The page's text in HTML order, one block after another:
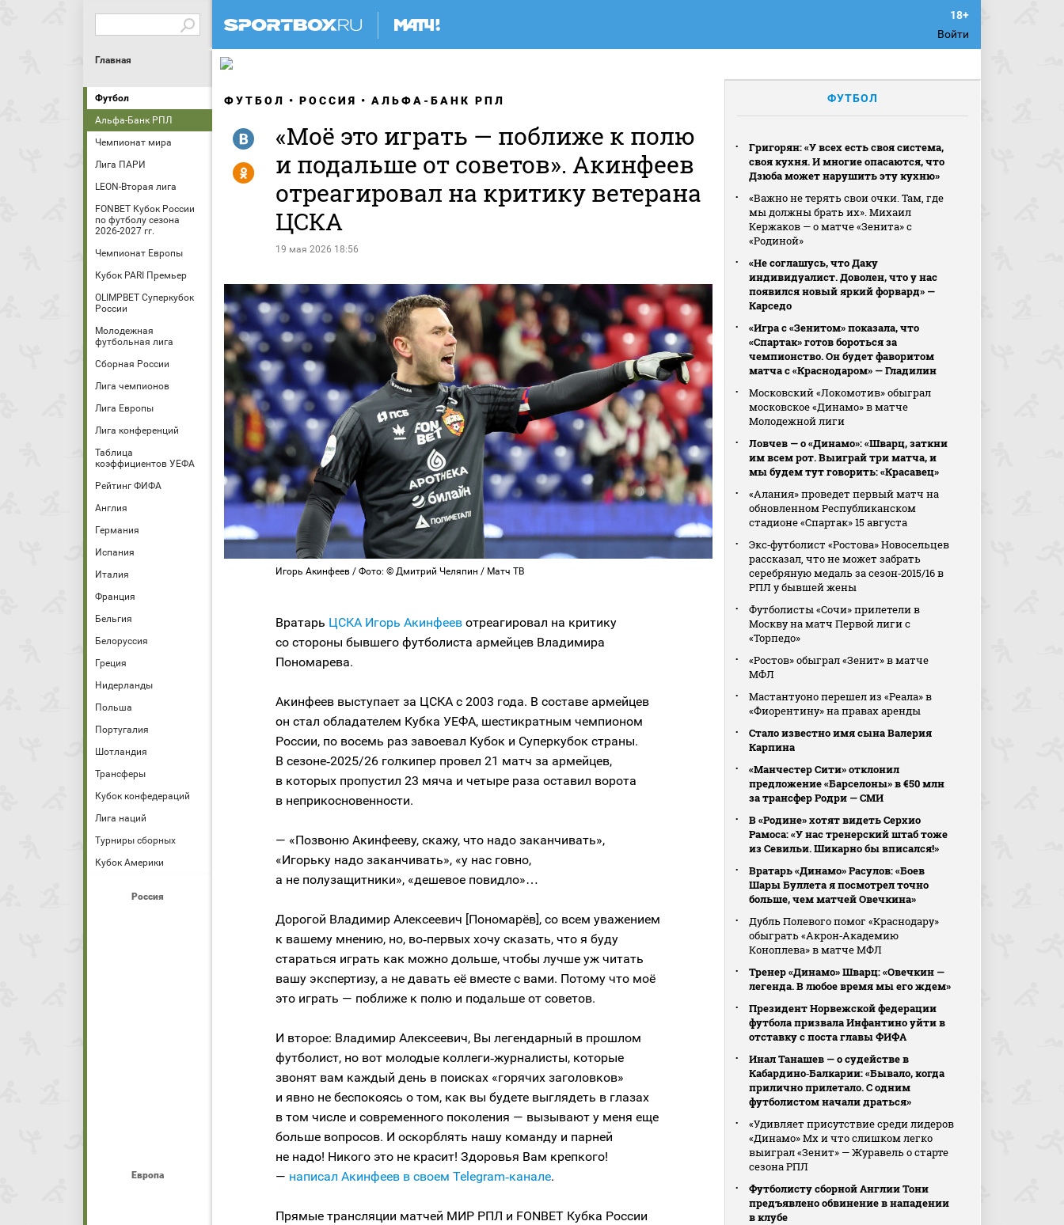
Войти
Главная
Футбол
Альфа-Банк РПЛ
Чемпионат мира
Лига ПАРИ
LEON-Вторая лига
FONBET Кубок России
по футболу сезона
2026-2027 гг.
Чемпионат Европы
Кубок PARI Премьер
OLIMPBET Суперкубок
России
Молодежная
футбольная лига
Сборная России
Лига чемпионов
Лига Европы
Лига конференций
Таблица
коэффициентов УЕФА
Рейтинг ФИФА
Англия
Германия
Испания
Италия
Франция
Бельгия
Белоруссия
Греция
Нидерланды
Польша
Португалия
Шотландия
Трансферы
Кубок конфедераций
Лига наций
Турниры сборных
Кубок Америки
Россия
Европа
ФУТБОЛ РОССИЯ АЛЬФА-БАНК РПЛ
«Моё это играть — поближе к полю
и подальше от советов». Акинфеев
отреагировал на критику ветерана
ЦСКА
19 мая 2026 18:56
R
Y
Игорь Акинфеев / Фото: © Дмитрий Челяпин / Матч ТВ
Вратарь ЦСКА Игорь Акинфеев отреагировал на критику
со стороны бывшего футболиста армейцев Владимира
Пономарева.
Акинфеев выступает за ЦСКА с 2003 года. В составе армейцев
он стал обладателем Кубка УЕФА, шестикратным чемпионом
России, по восемь раз завоевал Кубок и Суперкубок страны.
В сезоне‑2025/26 голкипер провел 21 матч за армейцев,
в которых пропустил 23 мяча и четыре раза оставил ворота
в неприкосновенности.
— «Позвоню Акинфееву, скажу, что надо заканчивать»,
«Игорьку надо заканчивать», «у нас говно,
а не полузащитники», «дешевое повидло»…
Дорогой Владимир Алексеевич [Пономарёв], со всем уважением
к вашему мнению, но, во‑первых хочу сказать, что я буду
стараться играть как можно дольше, чтобы лучше уж читать
вашу экспертизу, а не давать её вместе с вами. Потому что моё
это играть — поближе к полю и подальше от советов.
И второе: Владимир Алексеевич, Вы легендарный в прошлом
футболист, но вот молодые коллеги‑журналисты, которые
звонят вам каждый день в поисках «горячих заголовков»
и явно не беспокоясь о том, как вы будете выглядеть в глазах
в том числе и современного поколения — вызывают у меня еще
больше вопросов. И оскорблять нашу команду и парней
не надо! Никого это не красит! Здоровья Вам крепкого!
— написал Акинфеев в своем Telegram‑канале.
Прямые трансляции матчей МИР РПЛ и FONBET Кубка России
ФУТБОЛ
Григорян: «У всех есть своя система,
своя кухня. И многие опасаются, что
Дзюба может нарушить эту кухню»
«Важно не терять свои очки. Там, где
мы должны брать их». Михаил
Кержаков — о матче «Зенита» с
«Родиной»
«Не соглашусь, что Даку
индивидуалист. Доволен, что у нас
появился новый яркий форвард» —
Карседо
«Игра с «Зенитом» показала, что
«Спартак» готов бороться за
чемпионство. Он будет фаворитом
матча с «Краснодаром» — Гладилин
Московский «Локомотив» обыграл
московское «Динамо» в матче
Молодежной лиги
Ловчев — о «Динамо»: «Шварц, заткни
им всем рот. Выиграй три матча, и
мы будем тут говорить: «Красавец»
«Алания» проведет первый матч на
обновленном Республиканском
стадионе «Спартак» 15 августа
Экс‑футболист «Ростова» Новосельцев
рассказал, что не может забрать
серебряную медаль за сезон‑2015/16 в
РПЛ у бывшей жены
Футболисты «Сочи» прилетели в
Москву на матч Первой лиги с
«Торпедо»
«Ростов» обыграл «Зенит» в матче
МФЛ
Мастантуоно перешел из «Реала» в
«Фиорентину» на правах аренды
Стало известно имя сына Валерия
Карпина
«Манчестер Сити» отклонил
предложение «Барселоны» в €50 млн
за трансфер Родри — СМИ
В «Родине» хотят видеть Серхио
Рамоса: «У нас тренерский штаб тоже
из Севильи. Шикарно бы вписался!»
Вратарь «Динамо» Расулов: «Боев
Шары Буллета я посмотрел точно
больше, чем матчей Овечкина»
Дубль Полевого помог «Краснодару»
обыграть «Акрон‑Академию
Коноплева» в матче МФЛ
Тренер «Динамо» Шварц: «Овечкин —
легенда. В любое время мы его ждем»
Президент Норвежской федерации
футбола призвала Инфантино уйти в
отставку с поста главы ФИФА
Инал Танашев — о судействе в
Кабардино‑Балкарии: «Бывало, когда
прилично прилетало. С одним
футболистом начали драться»
«Удивляет присутствие среди лидеров
«Динамо» Мх и что слишком легко
выиграл «Зенит» — Журавель о старте
сезона РПЛ
Футболисту сборной Англии Тони
предъявлено обвинение в нападении
в клубе